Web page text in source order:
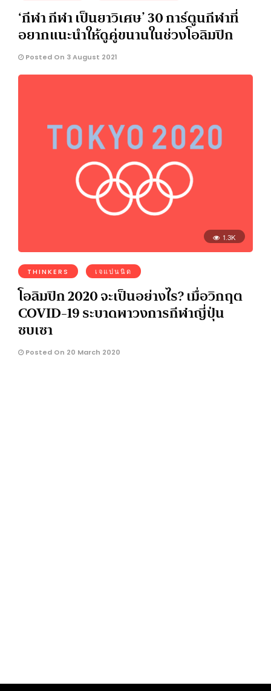
‘กีฬา กีฬา เป็นยาวิเศษ’ 30 การ์ตูนกีฬาที่
อยากแนะนำให้ดูคู่ขนานในช่วงโอลิมปิก
Posted On 3 August 2021
1.3K
THINKERS เจแปนนิด
โอลิมปิก 2020 จะเป็นอย่างไร? เมื่อวิกฤต
COVID-19 ระบาดพาวงการกีฬาญี่ปุ่น
ซบเซา
Posted On 20 March 2020